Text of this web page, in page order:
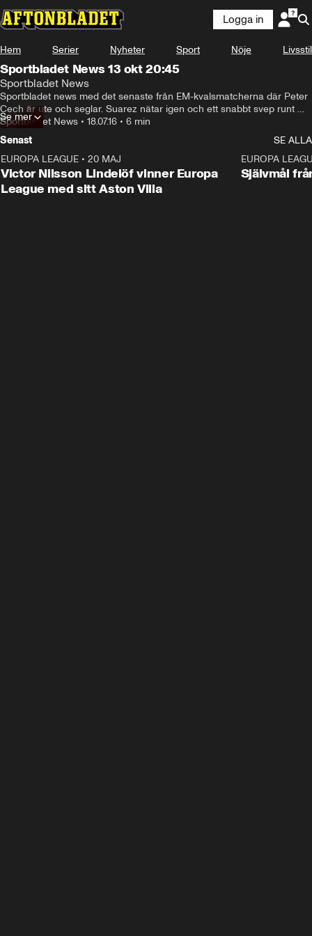
Logga in
Hem Serier Nyheter Sport Nöje Livsstil
Sportbladet News 13 okt 20:45
Sportbladet News
Sportbladet news med det senaste från EM-kvalsmatcherna där Peter
Cech är ute och seglar. Suarez nätar igen och ett snabbt svep runt
sportvärlden
Sportbladet News • 18.07.16 • 6 min
Se mer
Senast
SE ALLA
EUROPA LEAGUE • 20 MAJ
Victor Nilsson Lindelöf vinner Europa
League med sitt Aston Villa
EUROPA
Självmål